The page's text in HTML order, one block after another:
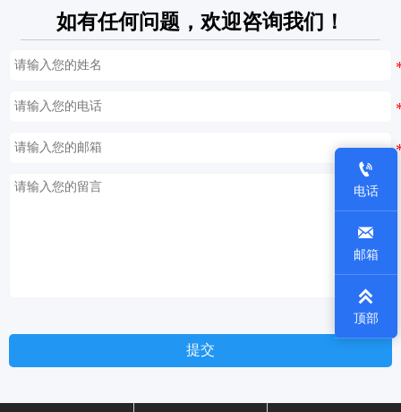
如有任何问题，欢迎咨询我们！
提交

电话

邮箱

顶部